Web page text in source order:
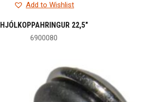
Add to Wishlist
HJÓLKOPPAHRINGUR 22,5″
6900080